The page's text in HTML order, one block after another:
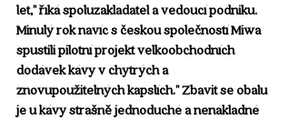
let," říká spoluzakladatel a vedoucí podniku.
Minulý rok navíc s českou společností Miwa
spustili pilotní projekt velkoobchodních
dodávek kávy v chytrých a
znovupoužitelných kapslích." Zbavit se obalu
je u kávy strašně jednoduché a nenákladné